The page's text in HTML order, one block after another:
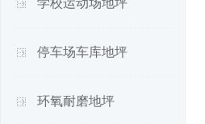
学校运动场地坪
停车场车库地坪
环氧耐磨地坪